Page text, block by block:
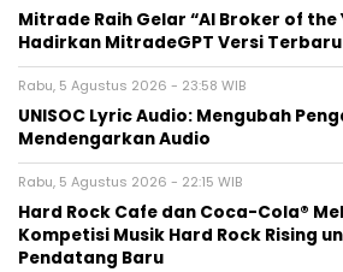
Mitrade Raih Gelar “AI Broker of the
Hadirkan MitradeGPT Versi Terbaru
Rabu, 5 Agustus 2026 - 23:58 WIB
UNISOC Lyric Audio: Mengubah
Mendengarkan Audio
Rabu, 5 Agustus 2026 - 22:15 WIB
Hard Rock Cafe dan Coca-Cola®
Kompetisi Musik Hard Rock Rising
Pendatang Baru